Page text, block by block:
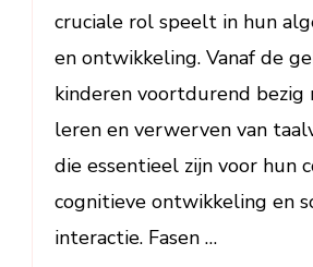
cruciale rol speelt in hun
en ontwikkeling. Vanaf de
kinderen voortdurend
leren en verwerven van
die essentieel zijn voor hun
cognitieve ontwikkeling en
interactie. Fasen …